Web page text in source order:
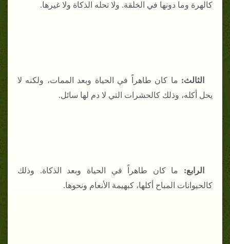
كالهرة وما دونها في الخلقة. ولا تحله الذكاة ولا غيرها.
الثالث: ما كان طاهراً في الحياة وبعد الممات، ولكنه لا
يحل أكله، وذلك كالحشرات التي لا دم لها سائل.
الرابع: ما كان طاهراً في الحياة وبعد الذكاة. وذلك
كالحيوانات المباح أكلها، كبهيمة الأنعام ونحوها.